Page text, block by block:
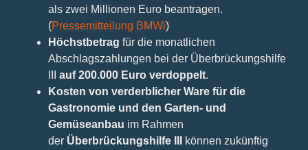
als zwei Millionen Euro beantragen.
(Pressemitteilung BMWi)
Höchstbetrag für die monatlichen
Abschlagszahlungen bei der Überbrückungshilfe
auf 200.000 Euro verdoppelt.
Kosten von verderblicher Ware für die
Gastronomie und den Garten- und
Gemüseanbau im Rahmen
der Überbrückungshilfe III
können zukünftig